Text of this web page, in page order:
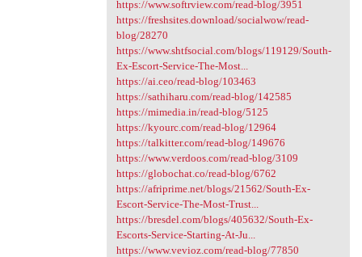
https://www.softrview.com/read-blog/3951
https://freshsites.download/socialwow/read-
blog/28270
https://www.shtfsocial.com/blogs/119129/South-
Ex-Escort-Service-The-Most...
https://ai.ceo/read-blog/103463
https://sathiharu.com/read-blog/142585
https://mimedia.in/read-blog/5125
https://kyourc.com/read-blog/12964
https://talkitter.com/read-blog/149676
https://www.verdoos.com/read-blog/3109
https://globochat.co/read-blog/6762
https://afriprime.net/blogs/21562/South-Ex-
Escort-Service-The-Most-Trust...
https://bresdel.com/blogs/405632/South-Ex-
Escorts-Service-Starting-At-Ju...
https://www.vevioz.com/read-blog/77850